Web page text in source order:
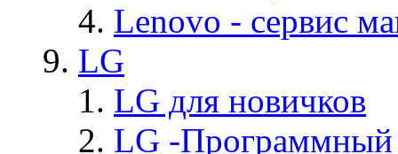
Lenovo - cервис
LG
LG для новичков
LG -Программный